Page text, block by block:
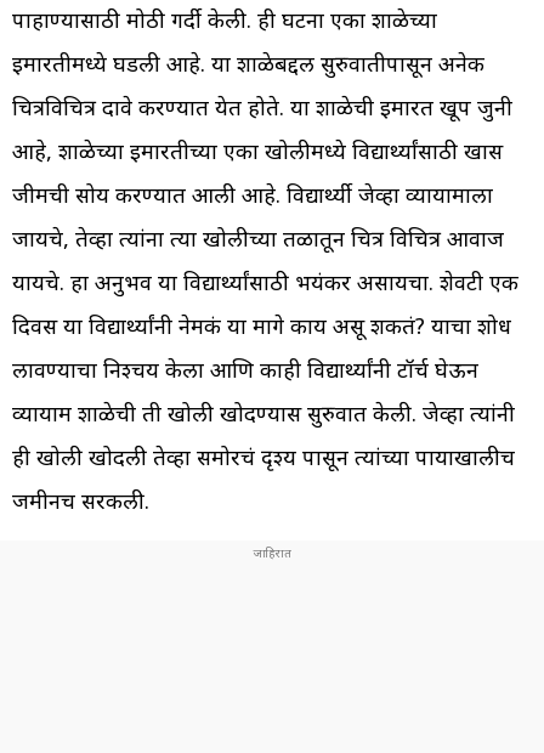
पाहाण्यासाठी मोठी गर्दी केली. ही घटना एका शाळेच्या
इमारतीमध्ये घडली आहे. या शाळेबद्दल सुरुवातीपासून अनेक
चित्रविचित्र दावे करण्यात येत होते. या शाळेची इमारत खूप जुनी
आहे, शाळेच्या इमारतीच्या एका खोलीमध्ये विद्यार्थ्यांसाठी खास
जीमची सोय करण्यात आली आहे. विद्यार्थ्यी जेव्हा व्यायामाला
जायचे, तेव्हा त्यांना त्या खोलीच्या तळातून चित्र विचित्र आवाज
यायचे. हा अनुभव या विद्यार्थ्यांसाठी भयंकर असायचा. शेवटी एक
दिवस या विद्यार्थ्यांनी नेमकं या मागे काय असू शकतं? याचा शोध
लावण्याचा निश्चय केला आणि काही विद्यार्थ्यांनी टॉर्च घेऊन
व्यायाम शाळेची ती खोली खोदण्यास सुरुवात केली. जेव्हा त्यांनी
ही खोली खोदली तेव्हा समोरचं दृश्य पासून त्यांच्या पायाखालीच
जमीनच सरकली.